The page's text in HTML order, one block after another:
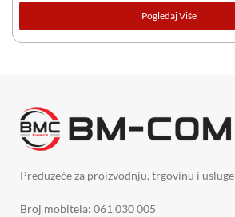
Pogledaj Više
Preduzeće za proizvodnju, trgovinu i usluge
Broj mobitela: 061 030 005